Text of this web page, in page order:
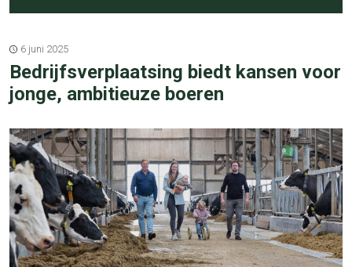
6 juni 2025
Bedrijfsverplaatsing biedt kansen voor
jonge, ambitieuze boeren